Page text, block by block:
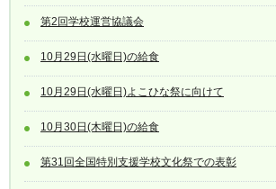
第2回学校運営協議会
10月29日(水曜日)の給食
10月29日(水曜日)よこひな祭に向けて
10月30日(木曜日)の給食
第31回全国特別支援学校文化祭での表彰